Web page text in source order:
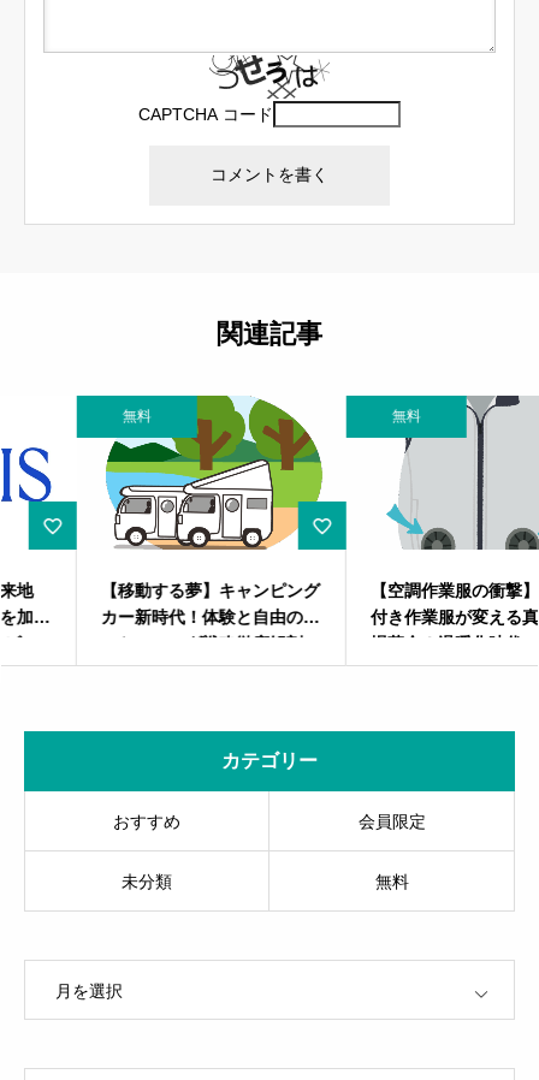
CAPTCHA コード
関連記事
【移動する夢】キャンピング
カー新時代！体験と自由のマ
ーケティング戦略徹底解剖
【空調作業服の衝撃】ファン
付き作業服が変える真夏の現
場革命！温暖化時代のマーケ
ティング最前線
カテゴリー
おすすめ 会員限定
未分類 無料